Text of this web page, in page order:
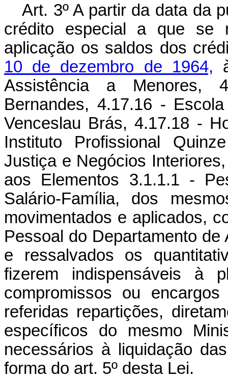
Art. 3º A partir da data da
crédito especial a que se
aplicação os saldos dos
10 de dezembro de 1964,
Assistência a Menores,
Bernandes, 4.17.16 -
Venceslau Brás, 4.17.18 -
Instituto Profissional
Justiça e Negócios
aos Elementos 3.1.1.1 -
Salário-Família, dos
movimentados e aplicados,
Pessoal do Departamento
e ressalvados os
fizerem indispensáveis à
compromissos ou
referidas repartições,
específicos do mesmo
necessários à liquidação
forma do art. 5º desta Lei.